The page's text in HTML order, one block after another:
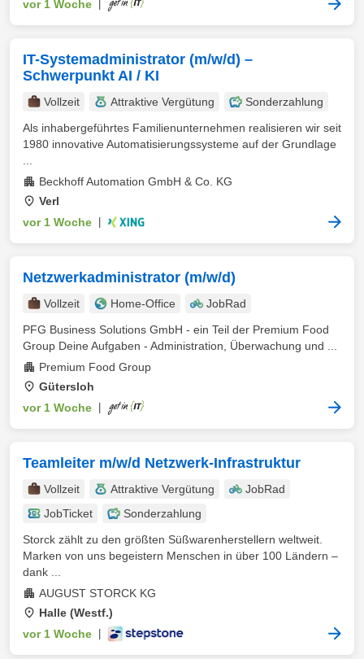
vor 1 Woche
IT-Systemadministrator (m/w/d) –
Schwerpunkt AI / KI
Vollzeit Attraktive Vergütung
Sonderzahlung
Als inhabergeführtes Familienunternehmen realisieren wir seit
1980 innovative Automatisierungssysteme auf der Grundlage
Beckhoff Automation GmbH & Co. KG
Verl
vor 1 Woche
Netzwerkadministrator (m/w/d)
Vollzeit Home-Office
JobRad
PFG Business Solutions GmbH - ein Teil der Premium Food
Group Deine Aufgaben - Administration, Überwachung und ...
Premium Food Group
Gütersloh
vor 1 Woche
Teamleiter m/w/d Netzwerk-Infrastruktur
Vollzeit Attraktive Vergütung
JobRad
JobTicket
Sonderzahlung
Storck zählt zu den größten Süßwarenherstellern weltweit.
Marken von uns begeistern Menschen in über 100 Ländern –
dank ...
AUGUST STORCK KG
Halle (Westf.)
vor 1 Woche